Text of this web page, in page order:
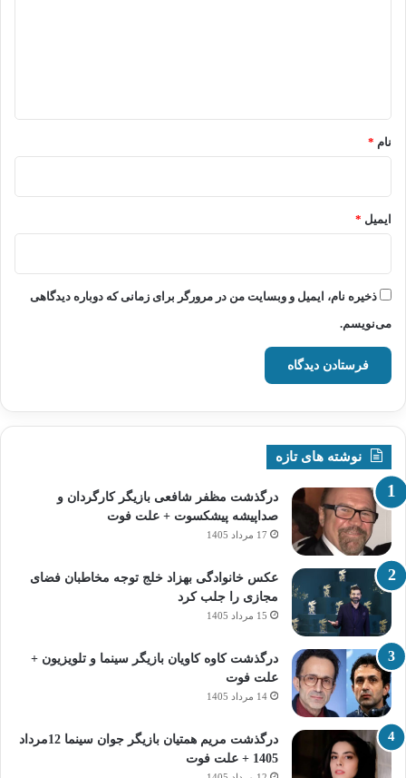
نام *
ایمیل *
ذخیره نام، ایمیل و وبسایت من در مرورگر برای زمانی که دوباره دیدگاهی
می‌نویسم.
نوشته های تازه
درگذشت مظفر شافعی بازیگر کارگردان و
صداپیشه پیشکسوت + علت فوت
17 مرداد 1405
عکس خانوادگی بهزاد خلج توجه مخاطبان فضای
مجازی را جلب کرد
15 مرداد 1405
درگذشت کاوه کاویان بازیگر سینما و تلویزیون +
علت فوت
14 مرداد 1405
درگذشت مریم همتیان بازیگر جوان سینما 12مرداد
1405 + علت فوت